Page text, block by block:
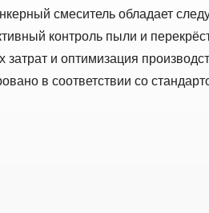
смеситель обладает
контроль пыли и
и оптимизация
в соответствии со